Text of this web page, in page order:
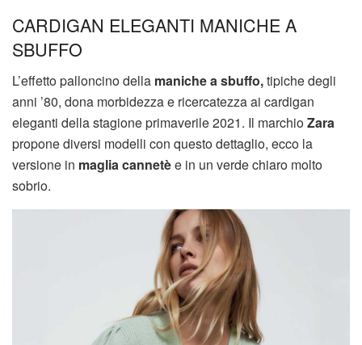
CARDIGAN ELEGANTI MANICHE A
SBUFFO
L’effetto palloncino della maniche a sbuffo,tipiche degli
anni ’80, dona morbidezza e ricercatezza ai cardigan
eleganti della stagione primaverile 2021. Il marchioZara
propone diversi modelli con questo dettaglio, ecco la
versione in maglia cannetèe in un verde chiaro molto
sobrio.